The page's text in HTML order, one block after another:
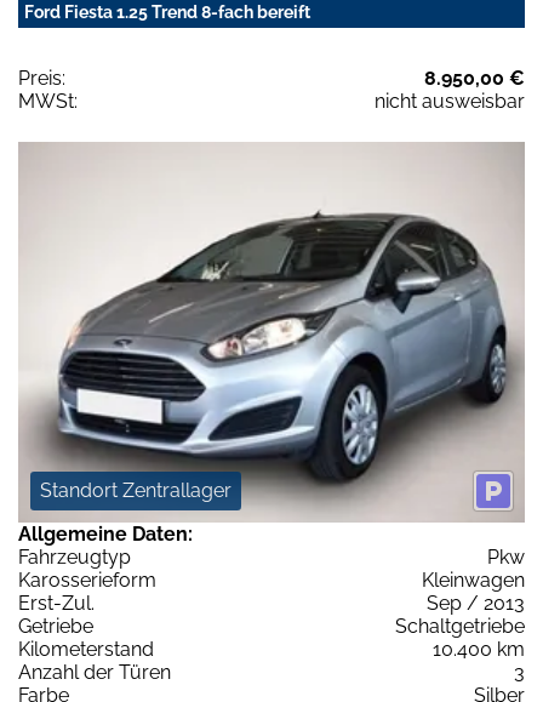
Ford Fiesta 1.25 Trend 8-fach bereift
Preis:
8.950,00 €
MWSt:
nicht ausweisbar
Standort Zentrallager
Allgemeine Daten:
Fahrzeugtyp
Pkw
Karosserieform
Kleinwagen
Erst-Zul.
Sep / 2013
Getriebe
Schaltgetriebe
Kilometerstand
10.400 km
Anzahl der Türen
3
Farbe
Silber